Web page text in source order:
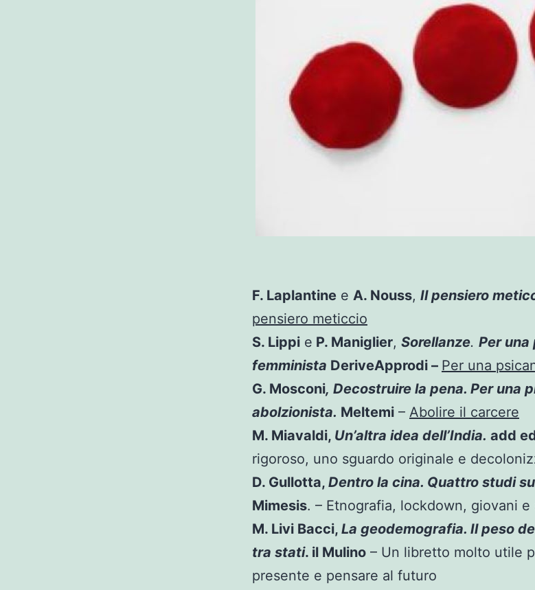
F. Laplantine e A. Nouss, Il pensiero
pensiero meticcio
S. Lippi e P. Maniglier, Sorellanze. Per una
femminista DeriveApprodi – Per una
G. Mosconi, Decostruire la pena. Per una
abolzionista. Meltemi – Abolire il carcere
M. Miavaldi, Un’altra idea dell’India. add
rigoroso, uno sguardo originale e
D. Gullotta, Dentro la cina. Quattro studi
Mimesis. – Etnografia, lockdown, giovani
M. Livi Bacci, La geodemografia. Il peso
tra stati. il Mulino – Un libretto molto utile
presente e pensare al futuro